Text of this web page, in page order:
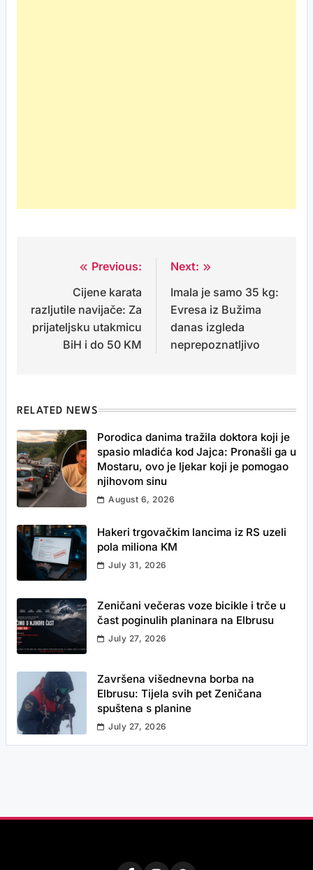
navigation
Previous:
Cijene karata
razljutile navijače: Za
prijateljsku utakmicu
BiH i do 50 KM
Next:
Imala je samo 35 kg:
Evresa iz Bužima
danas izgleda
neprepoznatljivo
RELATED NEWS
Porodica danima tražila doktora koji je
spasio mladića kod Jajca: Pronašli ga u
Mostaru, ovo je ljekar koji je pomogao
njihovom sinu
August 6, 2026
Hakeri trgovačkim lancima iz RS uzeli
pola miliona KM
July 31, 2026
Zeničani večeras voze bicikle i trče u
čast poginulih planinara na Elbrusu
July 27, 2026
Završena višednevna borba na
Elbrusu: Tijela svih pet Zeničana
spuštena s planine
July 27, 2026